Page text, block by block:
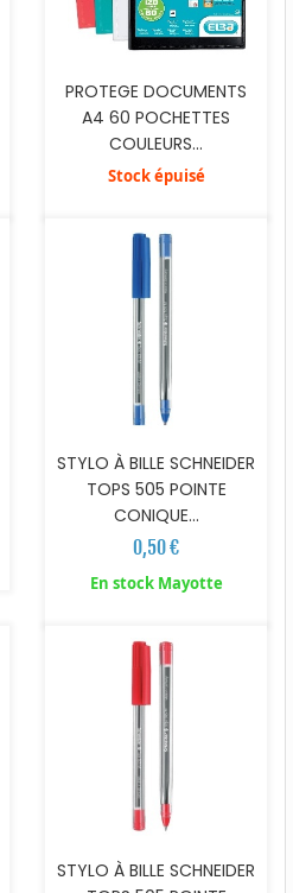
PROTEGE DOCUMENTS
A4 60 POCHETTES
COULEURS...
Stock épuisé
STYLO À BILLE SCHNEIDER
TOPS 505 POINTE
CONIQUE...
0,50 €
En stock Mayotte
STYLO À BILLE SCHNEIDER